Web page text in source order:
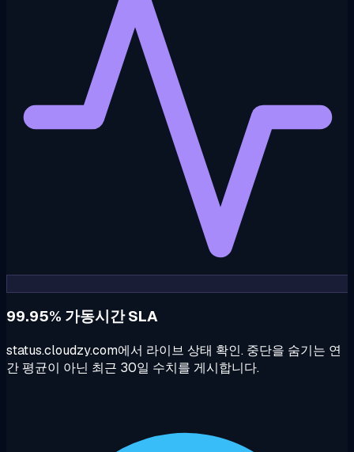
99.95% 가동시간 SLA
status.cloudzy.com에서 라이브 상태 확인. 중단을 숨기는 연
간 평균이 아닌 최근 30일 수치를 게시합니다.